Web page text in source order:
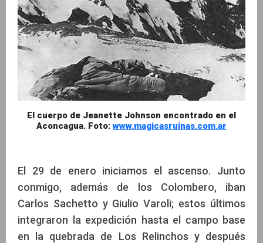
El cuerpo de Jeanette Johnson encontrado en el
Aconcagua. Foto:www.magicasruinas.com.ar
El 29 de enero iniciamos el ascenso. Junto
conmigo, además de los Colombero, iban
Carlos Sachetto y Giulio Varoli; estos últimos
integraron la expedición hasta el campo base
en la quebrada de Los Relinchos y después